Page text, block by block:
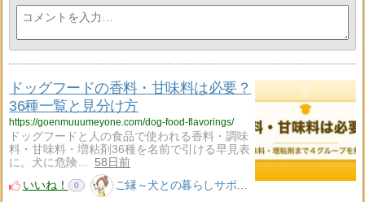
ドッグフードの香料・甘味料は必要？
36種一覧と見分け方
https://goenmuuumeyone.com/dog-food-flavorings/
ドッグフードと人の食品で使われる香料・調味
料・甘味料・増粘剤36種を名前で引ける早見表
に。犬に危険…
58日前
いいね！
0 ご縁～犬との暮らしサポート～